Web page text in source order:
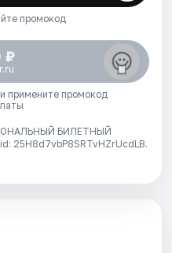
промокод
₽
примените промокод
БИЛЕТНЫЙ
25H8d7vbP8SRTvHZrUcdLB.